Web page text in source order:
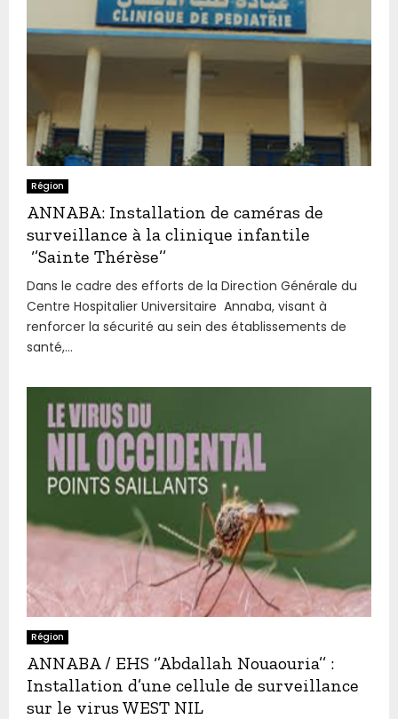
Région
ANNABA: Installation de caméras de
surveillance à la clinique infantile
‘’Sainte Thérèse’’
Dans le cadre des efforts de la Direction Générale du
Centre Hospitalier Universitaire Annaba, visant à
renforcer la sécurité au sein des établissements de
santé,...
Région
ANNABA / EHS ‘’Abdallah Nouaouria’’ :
Installation d’une cellule de surveillance
sur le virus WEST NIL